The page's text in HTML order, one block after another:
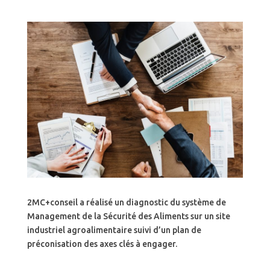
2MC+conseil a réalisé un diagnostic du système de
Management de la Sécurité des Aliments sur un site
industriel agroalimentaire suivi d’un plan de
préconisation des axes clés à engager.